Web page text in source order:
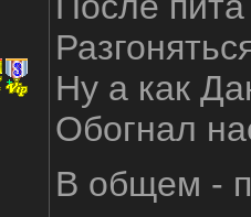
Ну а как
Обогнал
В общем -